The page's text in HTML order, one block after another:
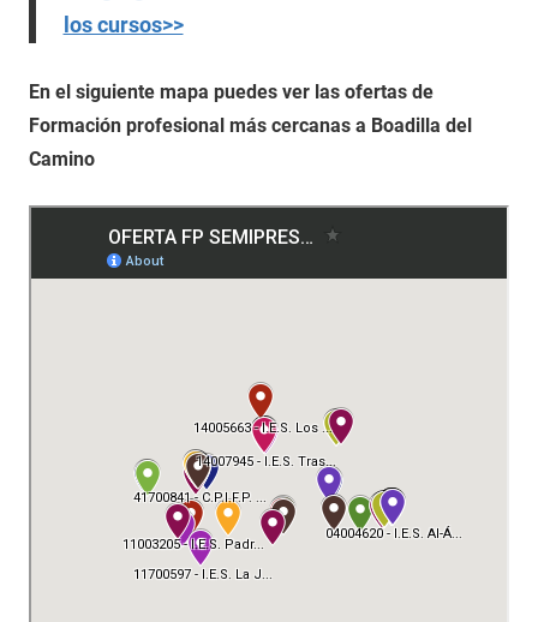
los cursos>>
En el siguiente mapa puedes ver las ofertas de
Formación profesional más cercanas a Boadilla del
Camino